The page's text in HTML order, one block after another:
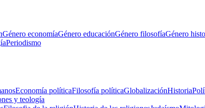
Género economíaGénero educaciónGénero filosofíaGénero
Periodismo
Economía políticaFilosofía políticaGlobalizaciónHistoria
y teología